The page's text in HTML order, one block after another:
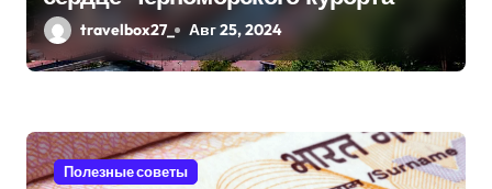
и
с
я
м
travelbox27_ Авг 25, 2024
Полезные советы